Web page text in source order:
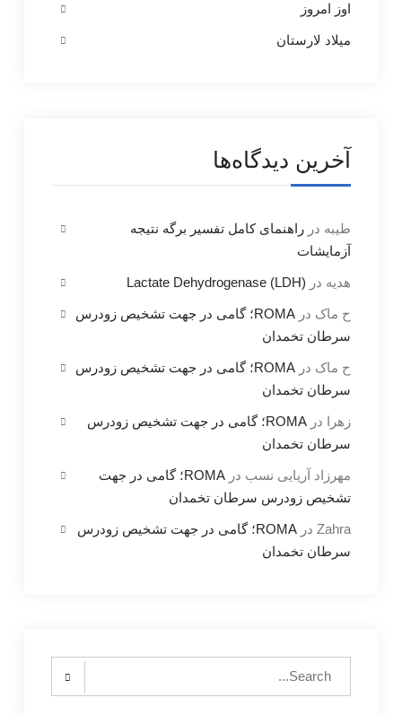
اوز امروز
میلاد لارستان
آخرین دیدگاه‌ها
طیبه در راهنمای کامل تفسیر برگه نتیجه
آزمایشات
هدیه در Lactate Dehydrogenase (LDH)
ح ماک در
ROMA؛ گامی در جهت تشخیص زودرس
سرطان تخمدان
ح ماک در
ROMA؛ گامی در جهت تشخیص زودرس
سرطان تخمدان
زهرا در
ROMA؛ گامی در جهت تشخیص زودرس
سرطان تخمدان
مهرزاد آریایی نسب در
ROMA؛ گامی در جهت
تشخیص زودرس سرطان تخمدان
Zahraدر
ROMA؛ گامی در جهت تشخیص زودرس
سرطان تخمدان